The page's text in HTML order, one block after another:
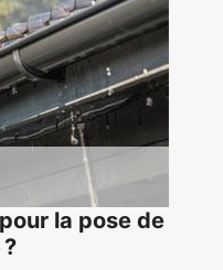
la pose de